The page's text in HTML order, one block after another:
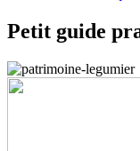
Petit guide